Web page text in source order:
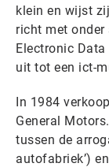
klein en wijst
richt met
Electronic
uit tot een ict-
In 1984
General
tussen de
autofabriek’)